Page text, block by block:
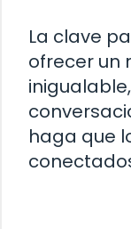
La clave
ofrecer un
haga que